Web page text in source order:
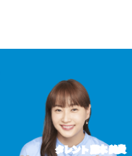
タレント 藤本 美貴